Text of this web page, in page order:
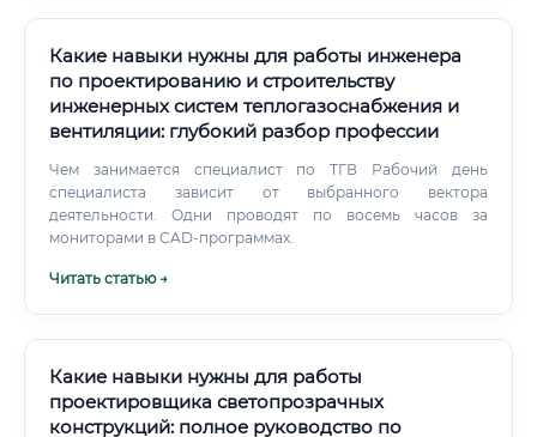
проводит теплотехнические и аэродинамические
расчеты, подбирает оптимальные материалы и
оборудование, разрабатывает 3D-модели и выпускает
полный комплект рабочих чертежей для производства и
Какие навыки нужны для работы инженера
по проектированию и строительству
инженерных систем теплогазоснабжения и
вентиляции: глубокий разбор профессии
Чем занимается специалист по ТГВ Рабочий день
специалиста зависит от выбранного вектора
деятельности. Одни проводят по восемь часов за
мониторами в CAD-программах.
Читать статью →
Какие навыки нужны для работы
проектировщика светопрозрачных
конструкций: полное руководство по